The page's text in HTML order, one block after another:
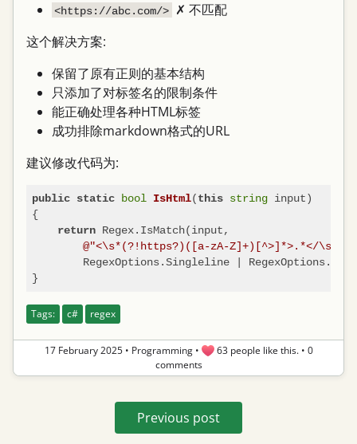
<https://abc.com/> ✗ 不匹配
这个解决方案:
保留了原有正则的基本结构
只添加了对标签名的限制条件
能正确处理各种HTML标签
成功排除markdown格式的URL
建议修改代码为:
public static bool IsHtml(this string input)
{
return Regex.IsMatch(input,
@"<\s*(?!https?)([a-zA-Z]+)[^>]*>.*</
RegexOptions.Singleline |
Tags: c# regex
17 February 2025 • Programming• 63 people like this.• 0
comments
Previous post